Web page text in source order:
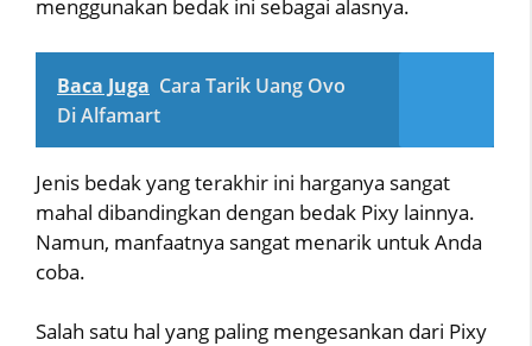
menggunakan bedak ini sebagai alasnya.
Baca Juga Cara Tarik Uang Ovo
Di Alfamart
Jenis bedak yang terakhir ini harganya sangat
mahal dibandingkan dengan bedak Pixy lainnya.
Namun, manfaatnya sangat menarik untuk Anda
coba.
Salah satu hal yang paling mengesankan dari Pixy